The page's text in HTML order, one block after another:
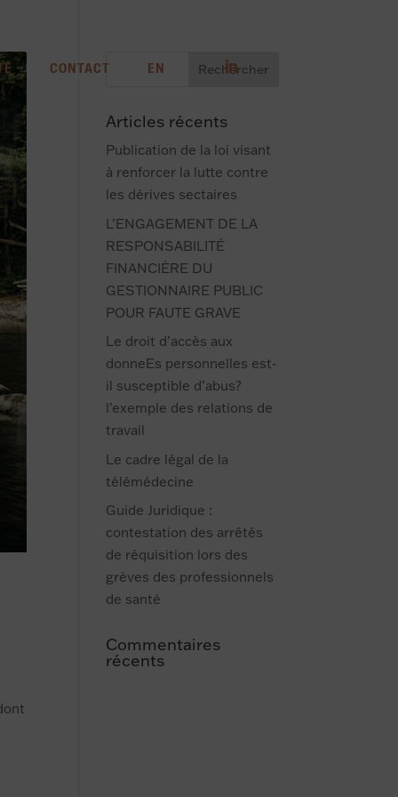
CONTACT EN
Articles récents
Publication de la loi visant
à renforcer la lutte contre
les dérives sectaires
L’ENGAGEMENT DE LA
RESPONSABILITÉ
FINANCIÈRE DU
GESTIONNAIRE PUBLIC
POUR FAUTE GRAVE
Le droit d’accès aux
donneEs personnelles est-
il susceptible d’abus?
l’exemple des relations de
travail
Le cadre légal de la
télémédecine
Guide Juridique :
contestation des arrêtés
de réquisition lors des
grèves des professionnels
de santé
Commentaires
récents